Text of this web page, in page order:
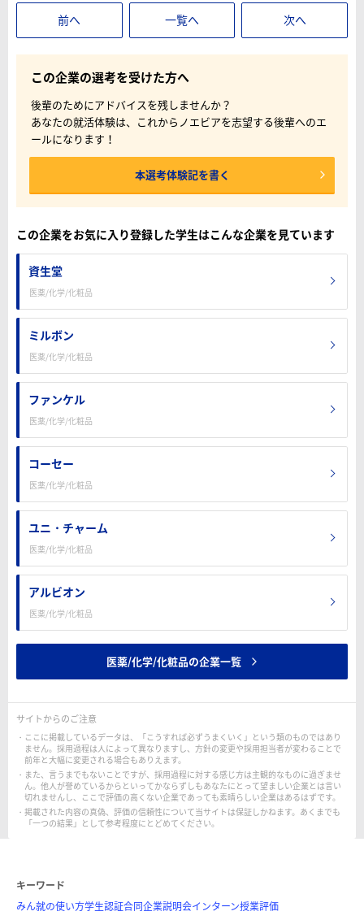
前へ 一覧へ 次へ
この企業の選考を受けた方へ
後輩のためにアドバイスを残しませんか？
あなたの就活体験は、これからノエビアを志望する後輩へのエ
ールになります！
本選考体験記を書く
この企業をお気に入り登録した学生はこんな企業を見ています
資生堂
医薬/化学/化粧品
ミルボン
医薬/化学/化粧品
ファンケル
医薬/化学/化粧品
コーセー
医薬/化学/化粧品
ユニ・チャーム
医薬/化学/化粧品
アルビオン
医薬/化学/化粧品
医薬/化学/化粧品の企業一覧
サイトからのご注意
ここに掲載しているデータは、「こうすれば必ずうまくいく」という類のものではあり
ません。採用過程は人によって異なりますし、方針の変更や採用担当者が変わることで
前年と大幅に変更される場合もありえます。
また、言うまでもないことですが、採用過程に対する感じ方は主観的なものに過ぎませ
ん。他人が誉めているからといってかならずしもあなたにとって望ましい企業とは言い
切れませんし、ここで評価の高くない企業であっても素晴らしい企業はあるはずです。
掲載された内容の真偽、評価の信頼性について当サイトは保証しかねます。あくまでも
「一つの結果」として参考程度にとどめてください。
キーワード
みん就の使い方学生認証合同企業説明会インターン授業評価